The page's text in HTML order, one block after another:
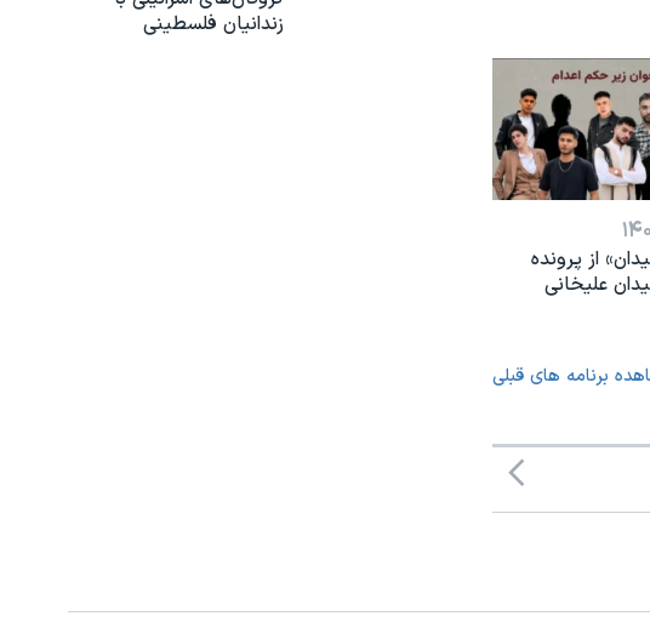
زندانیان فلسطینی
از پرونده
علیخانی
برنامه های قبلی